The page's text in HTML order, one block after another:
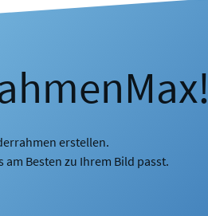
erstellen.
Besten zu Ihrem Bild passt.